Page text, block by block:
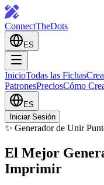
ConnectTheDots
ES
InicioTodas las Fichas
PatronesPreciosCómo
ES
Iniciar Sesión
✨ Generador de Unir
El Mejor
Imprimir